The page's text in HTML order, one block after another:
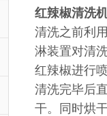
红辣椒清洗
清洗之前利
淋装置对清
红辣椒进行
清洗完毕后
干。同时烘